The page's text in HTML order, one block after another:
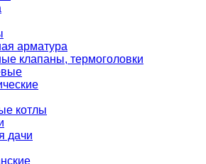
арматура
клапаны, термоголовки
котлы
дачи